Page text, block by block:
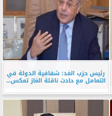
رئيس حزب الغد: شفافية الدولة في
التعامل مع حادث ناقلة الغاز تعكس...